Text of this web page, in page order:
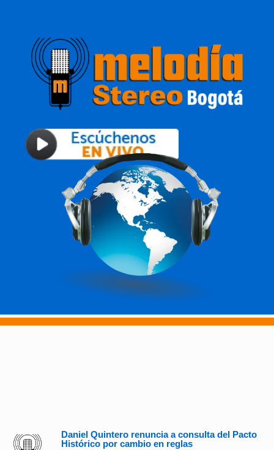
Daniel Quintero renuncia a consulta del Pacto
Histórico por cambio en reglas